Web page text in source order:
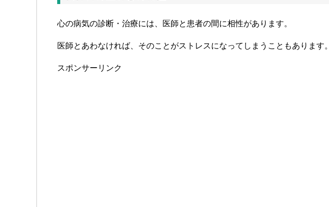
心の病気の診断・治療には、医師と患者の間に相性があります。
医師とあわなければ、そのことがストレスになってしまうこともあります。
スポンサーリンク